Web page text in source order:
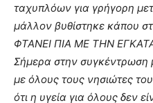
ταχυπλόων για γρήγορη
μάλλον βυθίστηκε κάπου
ΦΤΑΝΕΙ ΠΙΑ ΜΕ ΤΗΝ
Σήμερα στην
με όλους τους νησιώτες
ότι η υγεία για όλους δεν